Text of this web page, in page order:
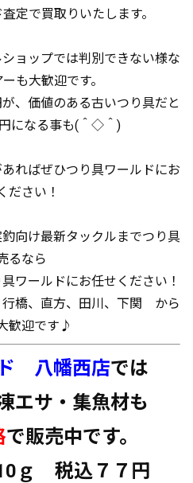
定で買取りいたします。
ョップでは判別できない様な
も大歓迎です。
、価値のある古いつり具だと
になる事も(＾◇＾)
ればぜひつり具ワールドにお
ださい！
向け最新タックルまでつり具
るなら
ールドにお任せください！
橋、直方、田川、下関 から
歓迎です♪
八幡西店では
エサ・集魚材も
で販売中です。
ｇ 税込７７円